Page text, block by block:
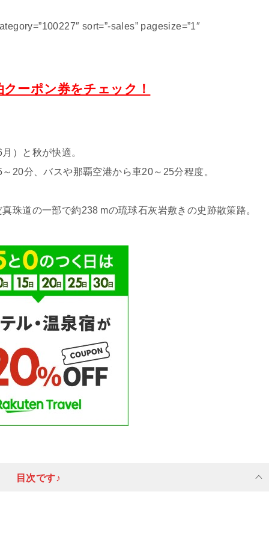
sort=”-sales” pagesize=”1″
ーポン券をチェック！
）と秋が快適。
20分、バスや那覇空港から車20～25分程度。
珠道の一部で約238 mの琉球石灰岩敷きの史跡散策路。
目次です♪